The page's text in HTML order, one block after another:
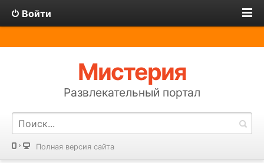
Войти
Мистерия
Развлекательный портал
Полная версия сайта